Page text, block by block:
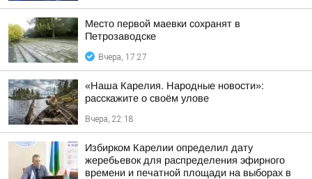
Место первой маевки сохранят в
Петрозаводске
Вчера, 17:27
«Наша Карелия. Народные новости»:
расскажите о своём улове
Вчера, 22:18
Избирком Карелии определил дату
жеребьевок для распределения эфирного
времени и печатной площади на выборах в